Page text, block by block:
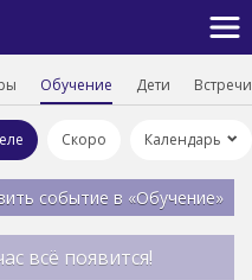
Обучение Дети Встречи
Скоро Календарь
событие в «Обучение»
всё появится!